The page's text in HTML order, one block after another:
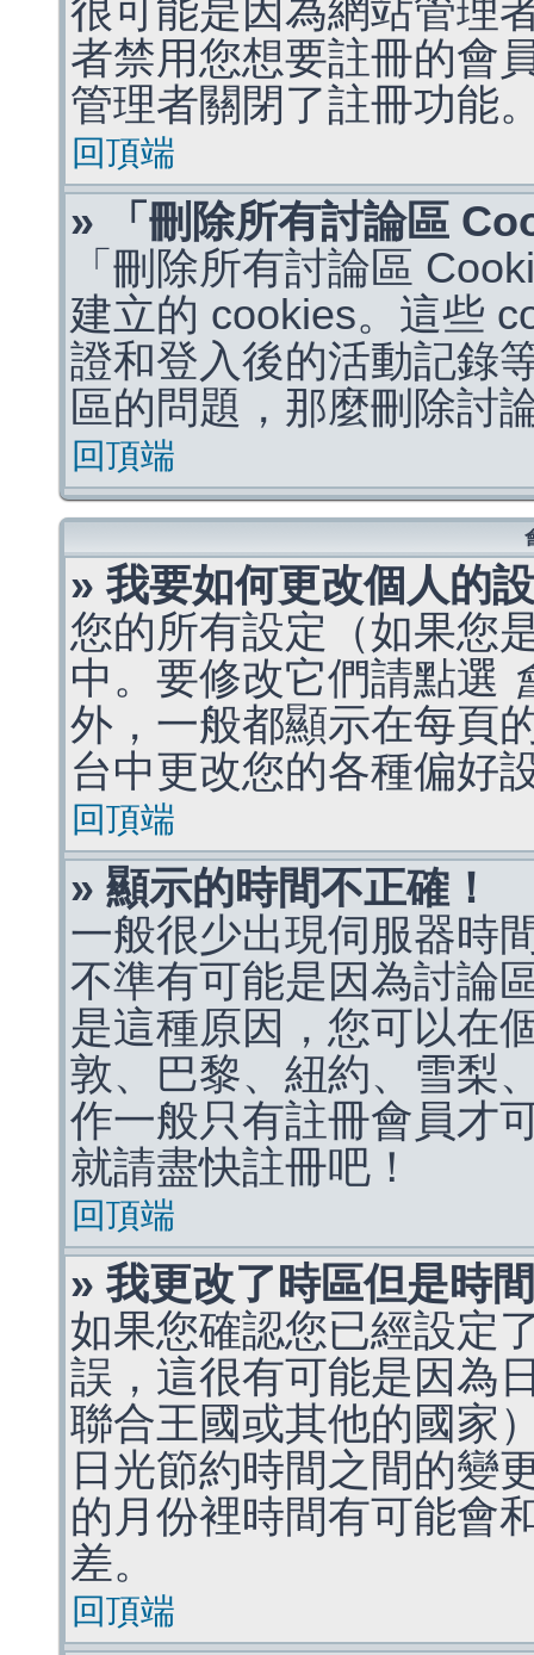
很可能是因為網站管理
者禁用您想要註冊的會
管理者關閉了註冊功能
回頂端
» 「刪除所有討論區
「刪除所有討論區
建立的 cookies。這些
證和登入後的活動記錄
區的問題，那麼刪除討
回頂端
» 我要如何更改個人的
您的所有設定（如果您
中。要修改它們請點選
外，一般都顯示在每頁
台中更改您的各種偏好
回頂端
» 顯示的時間不正確！
一般很少出現伺服器時
不準有可能是因為討論
是這種原因，您可以在
敦、巴黎、紐約、雪梨
作一般只有註冊會員才
就請盡快註冊吧！
回頂端
» 我更改了時區但是時
如果您確認您已經設定
誤，這很有可能是因為
聯合王國或其他的國家
日光節約時間之間的變
的月份裡時間有可能會
差。
回頂端